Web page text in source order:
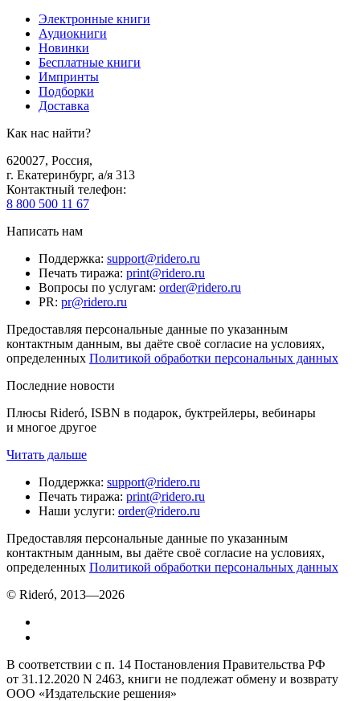
Электронные книги
Аудиокниги
Новинки
Бесплатные книги
Импринты
Подборки
Доставка
Как нас найти?
620027, Россия,
г. Екатеринбург, а/я 313
Контактный телефон:
8 800 500 11 67
Написать нам
Поддержка: support@ridero.ru
Печать тиража: print@ridero.ru
Вопросы по услугам: order@ridero.ru
PR: pr@ridero.ru
Предоставляя персональные данные по указанным
контактным данным, вы даёте своё согласие на условиях,
определенных Политикой обработки персональных данных
Последние новости
Плюсы Rideró, ISBN в подарок, буктрейлеры, вебинары
и многое другое
Читать дальше
Поддержка: support@ridero.ru
Печать тиража: print@ridero.ru
Наши услуги: order@ridero.ru
Предоставляя персональные данные по указанным
контактным данным, вы даёте своё согласие на условиях,
определенных Политикой обработки персональных данных
© Rideró, 2013—2026
В соответствии с п. 14 Постановления Правительства РФ
от 31.12.2020 N 2463, книги не подлежат обмену и возврату
ООО «Издательские решения»